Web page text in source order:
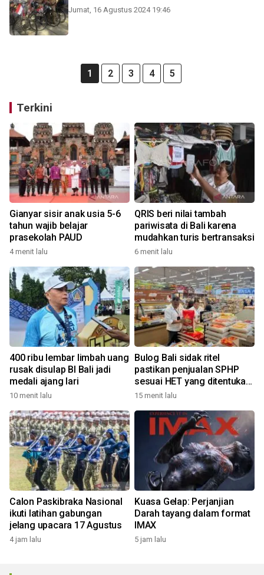
Jumat, 16 Agustus 2024 19:46
1 2 3 4 5
Terkini
Gianyar sisir anak usia 5-6
tahun wajib belajar
prasekolah PAUD
4 menit lalu
QRIS beri nilai tambah
pariwisata di Bali karena
mudahkan turis bertransaksi
6 menit lalu
400 ribu lembar limbah uang
rusak disulap BI Bali jadi
medali ajang lari
10 menit lalu
Bulog Bali sidak ritel
pastikan penjualan SPHP
sesuai HET yang ditentukan
pemerintah
15 menit lalu
Calon Paskibraka Nasional
ikuti latihan gabungan
jelang upacara 17 Agustus
4 jam lalu
Kuasa Gelap: Perjanjian
Darah tayang dalam format
IMAX
5 jam lalu